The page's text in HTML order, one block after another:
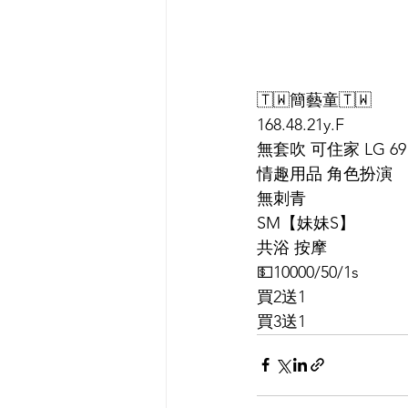
🇹🇼簡藝童🇹🇼
168.48.21y.F
無套吹 可住家 LG
情趣用品 角色扮演 ️
無刺青
SM【妹妹S】
共浴 按摩
💵10000/50/1s
買2送1
買3送1